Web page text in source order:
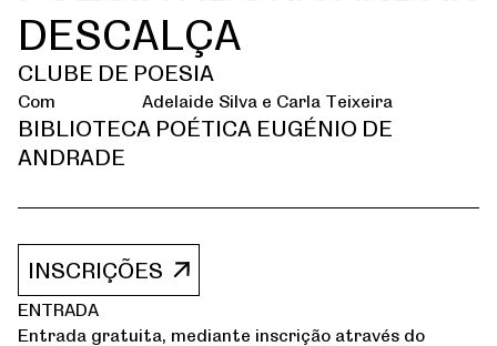
DESCALÇA
CLUBE DE POESIA
Com Adelaide Silva e Carla Teixeira
BIBLIOTECA POÉTICA EUGÉNIO DE
ANDRADE
INSCRIÇÕES
ENTRADA
Entrada gratuita, mediante inscrição através do